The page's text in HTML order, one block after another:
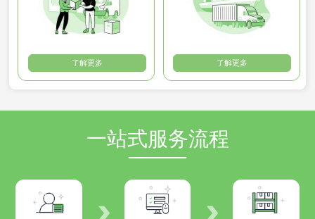
了解更多 了解更多
一站式服务流程